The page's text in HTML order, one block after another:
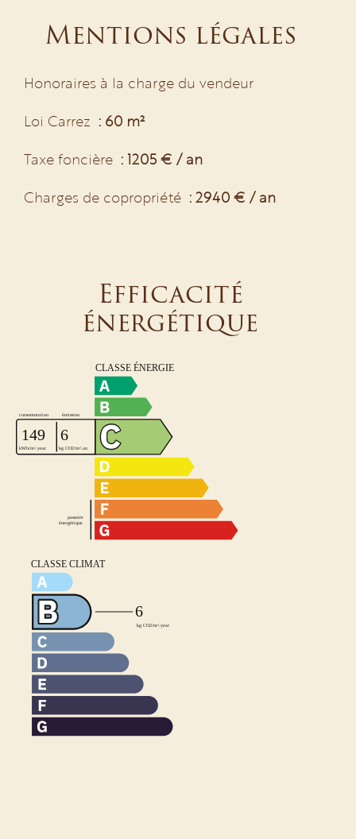
Mentions légales
Honoraires à la charge du vendeur
Loi Carrez
60 m²
Taxe foncière
1205 € / an
Charges de copropriété
2940 € / an
Efficacité
énergétique